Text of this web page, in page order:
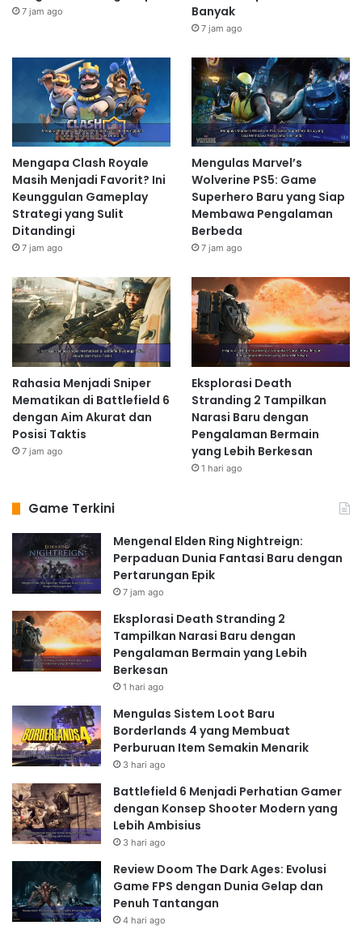
7 jam ago
Banyak
7 jam ago
Mengapa Clash Royale
Masih Menjadi Favorit? Ini
Keunggulan Gameplay
Strategi yang Sulit
Ditandingi
7 jam ago
Mengulas Marvel’s
Wolverine PS5: Game
Superhero Baru yang Siap
Membawa Pengalaman
Berbeda
7 jam ago
Rahasia Menjadi Sniper
Mematikan di Battlefield 6
dengan Aim Akurat dan
Posisi Taktis
7 jam ago
Eksplorasi Death
Stranding 2 Tampilkan
Narasi Baru dengan
Pengalaman Bermain
yang Lebih Berkesan
1 hari ago
Game Terkini
Mengenal Elden Ring Nightreign:
Perpaduan Dunia Fantasi Baru dengan
Pertarungan Epik
7 jam ago
Eksplorasi Death Stranding 2
Tampilkan Narasi Baru dengan
Pengalaman Bermain yang Lebih
Berkesan
1 hari ago
Mengulas Sistem Loot Baru
Borderlands 4 yang Membuat
Perburuan Item Semakin Menarik
3 hari ago
Battlefield 6 Menjadi Perhatian Gamer
dengan Konsep Shooter Modern yang
Lebih Ambisius
3 hari ago
Review Doom The Dark Ages: Evolusi
Game FPS dengan Dunia Gelap dan
Penuh Tantangan
4 hari ago